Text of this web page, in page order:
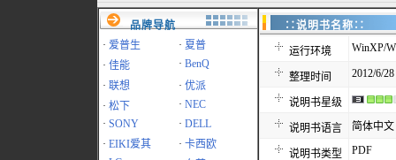
品牌导航
· 爱普生 · 夏普
· 佳能 · BenQ
· 联想 · 优派
· 松下 · NEC
· SONY · DELL
· EIKI爱其 · 卡西欧
∷说明书名
运行环境 WinXP/
整理时间 2012/6/
说明书星级
说明书语言 简体中文
说明书类型 PDF